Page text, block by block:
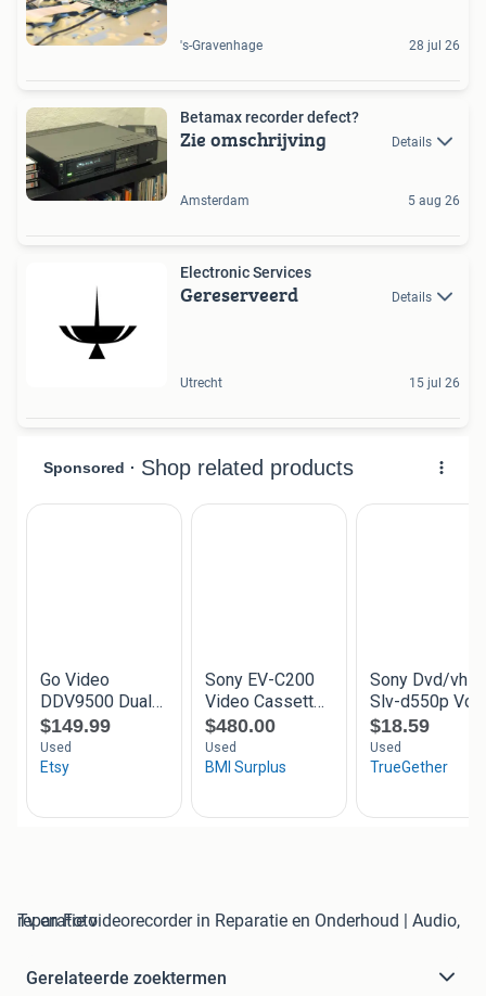
's-Gravenhage 28 jul 26
Betamax recorder defect?
Zie omschrijving Details
Amsterdam 5 aug 26
Electronic Services
Gereserveerd Details
Utrecht 15 jul 26
reparatie videorecorder in Reparatie en Onderhoud | Audio, Tv en Foto
Gerelateerde zoektermen